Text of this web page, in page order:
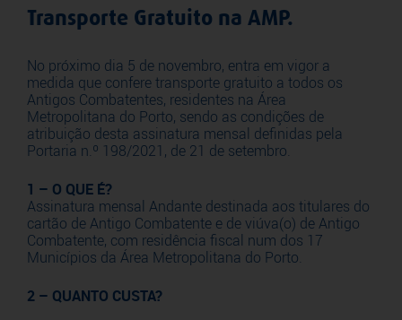
Transporte Gratuito na AMP.
No próximo dia 5 de novembro, entra em vigor a
medida que confere transporte gratuito a todos os
Antigos Combatentes, residentes na Área
Metropolitana do Porto, sendo as condições de
atribuição desta assinatura mensal definidas pela
Portaria n.º 198/2021, de 21 de setembro.
1 – O QUE É?
Assinatura mensal Andante destinada aos titulares do
cartão de Antigo Combatente e de viúva(o) de Antigo
Combatente, com residência fiscal num dos 17
Municípios da Área Metropolitana do Porto.
2 – QUANTO CUSTA?